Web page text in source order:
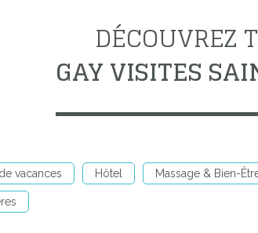
DÉCOUVREZ
GAY VISITES
vacances Hôtel Massage & Bien-